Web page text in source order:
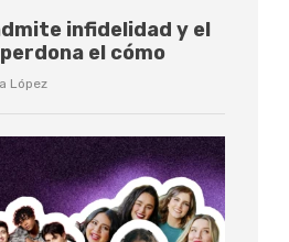
infidelidad y el
el cómo
López